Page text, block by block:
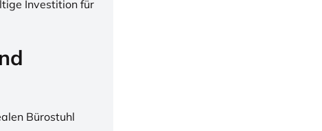
Investition für
Bürostuhl